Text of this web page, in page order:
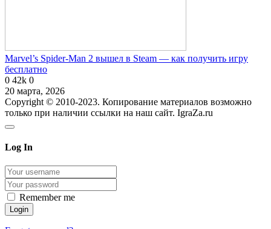
Marvel’s Spider-Man 2 вышел в Steam — как получить игру
бесплатно
0 42k 0
20 марта, 2026
Copyright © 2010-2023. Копирование материалов возможно
только при наличии ссылки на наш сайт. IgraZa.ru
Log In
Remember me